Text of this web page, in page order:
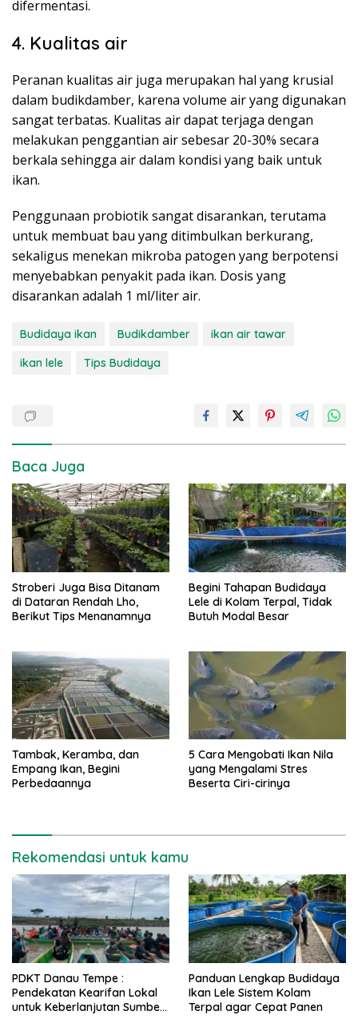
difermentasi.
4. Kualitas air
Peranan kualitas air juga merupakan hal yang krusial
dalam budikdamber, karena volume air yang digunakan
sangat terbatas. Kualitas air dapat terjaga dengan
melakukan penggantian air sebesar 20-30% secara
berkala sehingga air dalam kondisi yang baik untuk
ikan.
Penggunaan probiotik sangat disarankan, terutama
untuk membuat bau yang ditimbulkan berkurang,
sekaligus menekan mikroba patogen yang berpotensi
menyebabkan penyakit pada ikan. Dosis yang
disarankan adalah 1 ml/liter air.
Budidaya ikan Budikdamber
ikan air tawar
ikan lele
Tips Budidaya
Baca Juga
Stroberi Juga Bisa Ditanam
di Dataran Rendah Lho,
Berikut Tips Menanamnya
Begini Tahapan Budidaya
Lele di Kolam Terpal, Tidak
Butuh Modal Besar
Tambak, Keramba, dan
Empang Ikan, Begini
Perbedaannya
5 Cara Mengobati Ikan Nila
yang Mengalami Stres
Beserta Ciri-cirinya
Rekomendasi untuk kamu
PDKT Danau Tempe :
Pendekatan Kearifan Lokal
untuk Keberlanjutan Sumber
Panduan Lengkap Budidaya
Ikan Lele Sistem Kolam
Terpal agar Cepat Panen